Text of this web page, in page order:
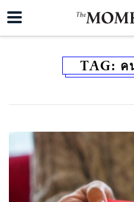
TAG: ค